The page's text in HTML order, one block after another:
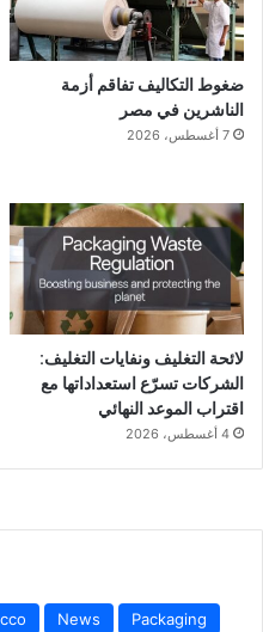
ضغوط التكاليف تفاقم أزمة
الناشرين في مصر
7 أغسطس، 2026
لائحة التغليف ونفايات التغليف:
الشركات تسرّع استعداداتها مع
اقتراب الموعد النهائي
4 أغسطس، 2026